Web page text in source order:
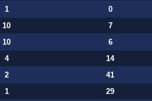
1 0
10 7
10 6
4 14
2 41
1 29